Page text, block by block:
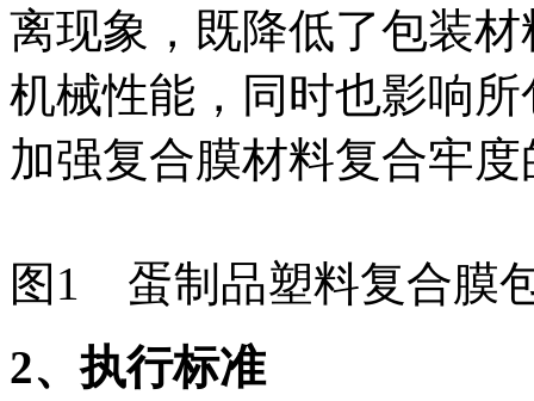
离现象，既降低了包装
机械性能，同时也影响
加强复合膜材料复合牢
图1 蛋制品塑料复合膜
2、执行标准